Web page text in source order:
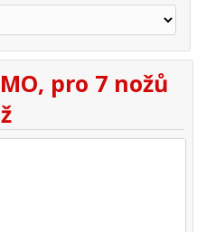
pro 7 nožů